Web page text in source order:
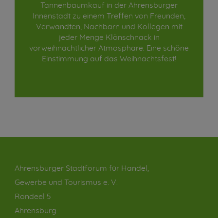
Tannenbaumkauf in der Ahrensburger
Innenstadt zu einem Treffen von Freunden,
Verwandten, Nachbarn und Kollegen mit
jeder Menge Klönschnack in
vorweihnachtlicher Atmosphäre. Eine schöne
Einstimmung auf das Weihnachtsfest!
Ahrensburger Stadtforum für Handel,
Gewerbe und Tourismus e. V.
Rondeel 5
Ahrensburg